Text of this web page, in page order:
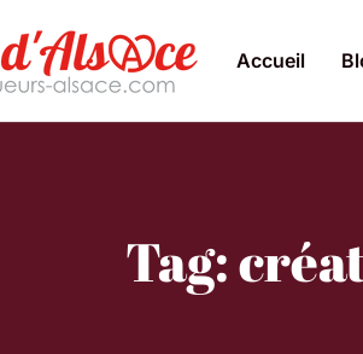
Accueil
Tag: